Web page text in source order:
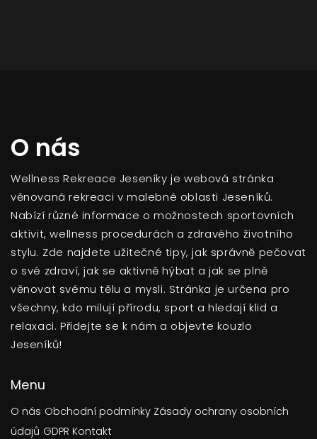
O nás
Wellness Rekreace Jeseníky je webová stránka
věnovaná rekreaci v malebné oblasti Jeseníků.
Nabízí různé informace o možnostech sportovních
aktivit, wellness procedurách a zdravého životního
stylu. Zde najdete užitečné tipy, jak správně pečovat
o své zdraví, jak se aktivně hýbat a jak se plně
věnovat svému tělu a mysli. Stránka je určena pro
všechny, kdo milují přírodu, sport a hledají klid a
relaxaci. Přidejte se k nám a objevte kouzlo
Jeseníků!
Menu
O nás Obchodní podmínky Zásady ochrany osobních
údajů GDPR Kontakt